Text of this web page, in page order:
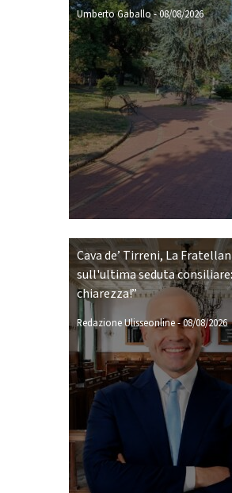
Umberto Gaballo-08/08/2026
Cava de’ Tirreni, La
sull'ultima seduta consiliare:
chiarezza!”
Redazione Ulisseonline-08/08/2026